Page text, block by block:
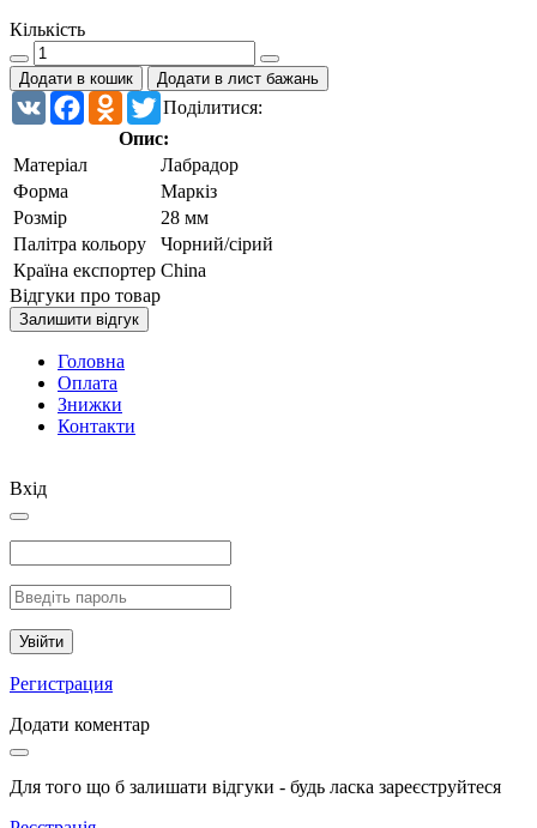
Кількість
Додати в кошик Додати в лист бажань
Поділитися:
VK FacebookOdnoklassniki
Twitter
Опис:
Матеріал
Лабрадор
Форма
Маркіз
Розмір
28 мм
Палітра кольору
Чорний/сірий
Країна експортер China
Відгуки про товар
Залишити відгук
Головна
Оплата
Знижки
Контакти
Вхід
Увійти
Регистрация
Додати коментар
Для того що б залишати відгуки - будь ласка зареєструйтеся